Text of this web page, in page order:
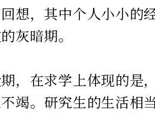
想，其中个人小小的
灰暗期。
，在求学上体现的是
竭。研究生的生活相